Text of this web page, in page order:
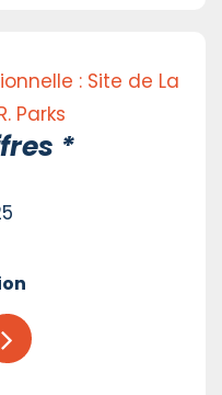
: Site de La
Parks
*